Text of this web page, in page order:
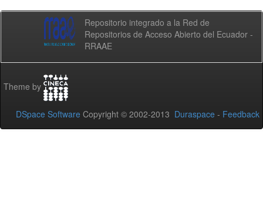
Repositorio integrado a la Red de
Repositorios de Acceso Abierto del Ecuador -
RRAAE
Theme by
DSpace Software Copyright © 2002-2013 Duraspace - Feedback